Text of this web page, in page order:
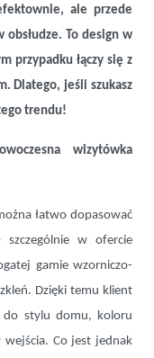
ale przede
To design w
przypadku łączy się z
Dlatego, jeśli szukasz
trendu!
wizytówka
łatwo dopasować
w ofercie
gamie wzorniczo-
Dzięki temu klient
do stylu domu, koloru
Co jest jednak